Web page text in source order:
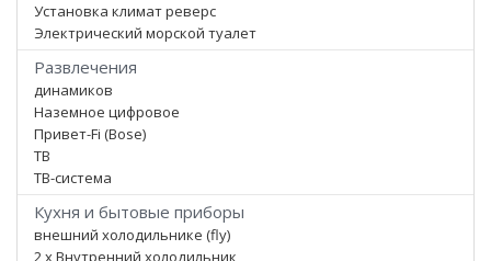
Установка климат реверс
Электрический морской туалет
Развлечения
динамиков
Наземное цифровое
Привет-Fi (Bose)
ТВ
ТВ-система
Кухня и бытовые приборы
внешний холодильнике (fly)
2 x Внутренний холодильник